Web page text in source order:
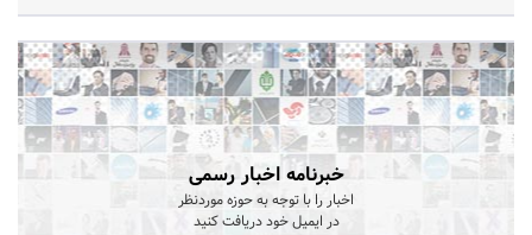
خبرنامه اخبار رسمی
اخبار را با توجه به حوزه موردنظر
در ایمیل خود دریافت کنید